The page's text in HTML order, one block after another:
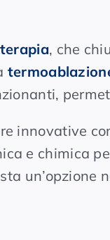
, che
innovative
e chimica
un’opzione